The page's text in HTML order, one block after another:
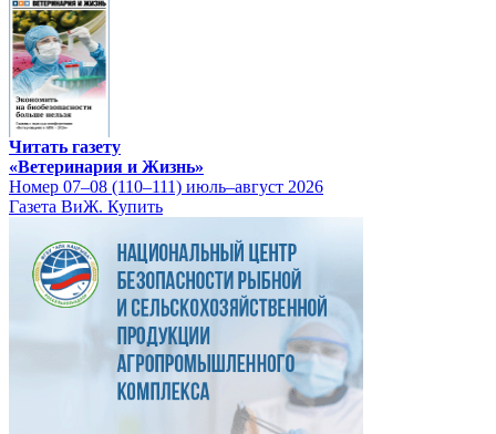
Читать газету
«Ветеринария и Жизнь»
Номер 07–08 (110–111) июль–август 2026
Газета ВиЖ. Купить